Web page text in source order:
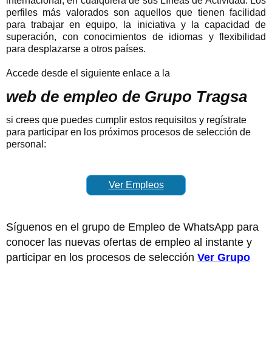
perfiles más valorados son aquellos que tienen facilidad
para trabajar en equipo, la iniciativa y la capacidad de
superación, con conocimientos de idiomas y flexibilidad
para desplazarse a otros países.
Accede desde el siguiente enlace a la
web de empleo de Grupo Tragsa
si crees que puedes cumplir estos requisitos y regístrate
para participar en los próximos procesos de selección de
personal:
Ver Empleos
Síguenos en el grupo de Empleo de WhatsApp para
conocer las nuevas ofertas de empleo al instante y
participar en los procesos de selección Ver Grupo